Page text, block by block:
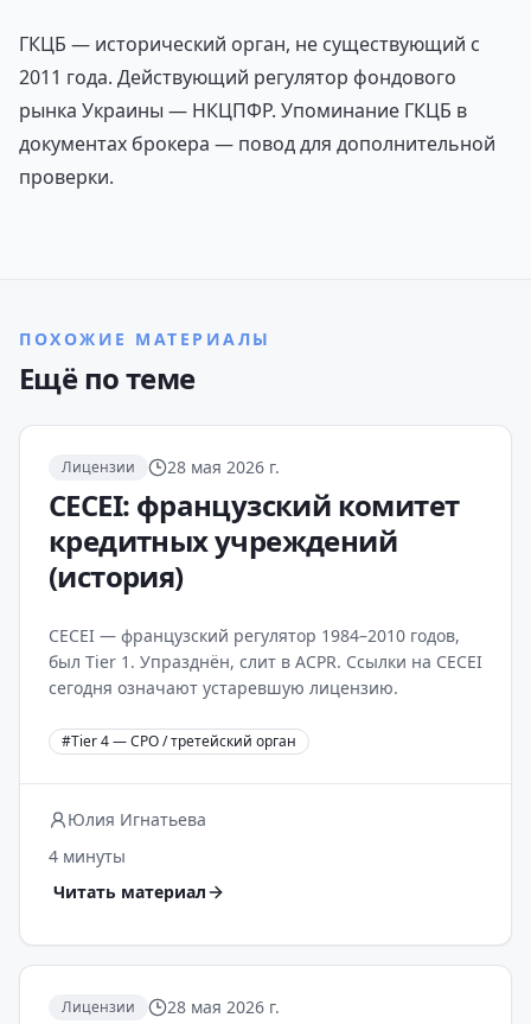
ГКЦБ — исторический орган, не существующий с
2011 года. Действующий регулятор фондового
рынка Украины — НКЦПФР. Упоминание ГКЦБ в
документах брокера — повод для дополнительной
проверки.
ПОХОЖИЕ МАТЕРИАЛЫ
Ещё по теме
Лицензии 28 мая 2026 г.
CECEI: французский комитет
кредитных учреждений
(история)
CECEI — французский регулятор 1984–2010 годов,
был Tier 1. Упразднён, слит в ACPR. Ссылки на CECEI
сегодня означают устаревшую лицензию.
#Tier 4 — СРО / третейский орган
Юлия Игнатьева
4 минуты
Читать материал
Лицензии 28 мая 2026 г.